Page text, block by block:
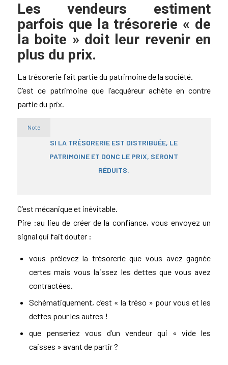
Les vendeurs estiment
parfois que la trésorerie « de
la boite » doit leur revenir en
plus du prix.
La trésorerie fait partie du patrimoine de la société.
C’est ce patrimoine que l’acquéreur achète en contre
partie du prix.
Note
SI LA TRÉSORERIE EST DISTRIBUÉE, LE
PATRIMOINE ET DONC LE PRIX, SERONT
RÉDUITS.
C’est mécanique et inévitable.
Pire :au lieu de créer de la confiance, vous envoyez un
signal qui fait douter :
vous prélevez la trésorerie que vous avez gagnée
certes mais vous laissez les dettes que vous avez
contractées.
Schématiquement, c’est « la tréso » pour vous et les
dettes pour les autres !
que penseriez vous d’un vendeur qui « vide les
caisses » avant de partir ?